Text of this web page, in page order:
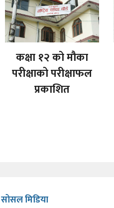
कक्षा १२ को मौका
परीक्षाको परीक्षाफल
प्रकाशित
सोसल मिडिया